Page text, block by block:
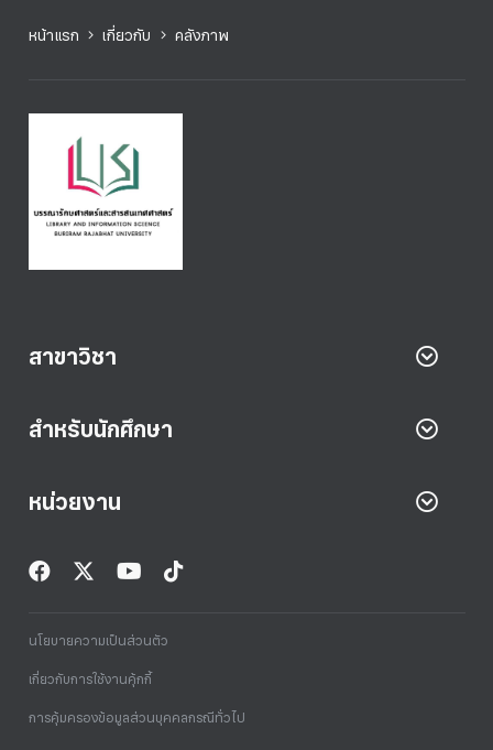
หน้าแรก เกี่ยวกับ คลังภาพ
สาขาวิชา
สำหรับนักศึกษา
หน่วยงาน
นโยบายความเป็นส่วนตัว
เกี่ยวกับการใช้งานคุ้กกี้
การคุ้มครองข้อมูลส่วนบุคคลกรณีทั่วไป